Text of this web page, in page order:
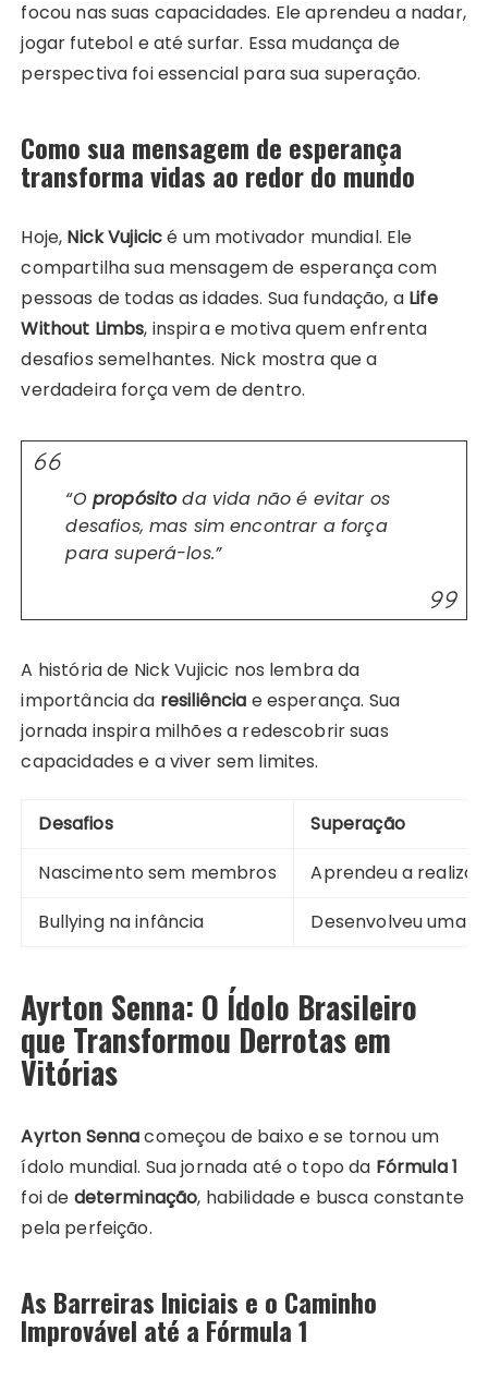
focou nas suas capacidades. Ele aprendeu a nadar,
jogar futebol e até surfar. Essa mudança de
perspectiva foi essencial para sua superação.
Como sua mensagem de esperança
transforma vidas ao redor do mundo
Hoje, Nick Vujicicé um motivador mundial. Ele
compartilha sua mensagem de esperança com
pessoas de todas as idades. Sua fundação, a Life
Without Limbs, inspira e motiva quem enfrenta
desafios semelhantes. Nick mostra que a
verdadeira força vem de dentro.
“O propósitoda vida não é evitar os
desafios, mas sim encontrar a força
para superá-los.”
A história de Nick Vujicic nos lembra da
importância da resiliência e esperança. Sua
jornada inspira milhões a redescobrir suas
capacidades e a viver sem limites.
Desafios
Superação
Nascimento sem membros
Aprendeu a
Bullying na infância
Desenvolveu uma
Ayrton Senna: O Ídolo Brasileiro
que Transformou Derrotas em
Vitórias
Ayrton Sennacomeçou de baixo e se tornou um
ídolo mundial. Sua jornada até o topo da Fórmula 1
foi de determinação, habilidade e busca constante
pela perfeição.
As Barreiras Iniciais e o Caminho
Improvável até a Fórmula 1